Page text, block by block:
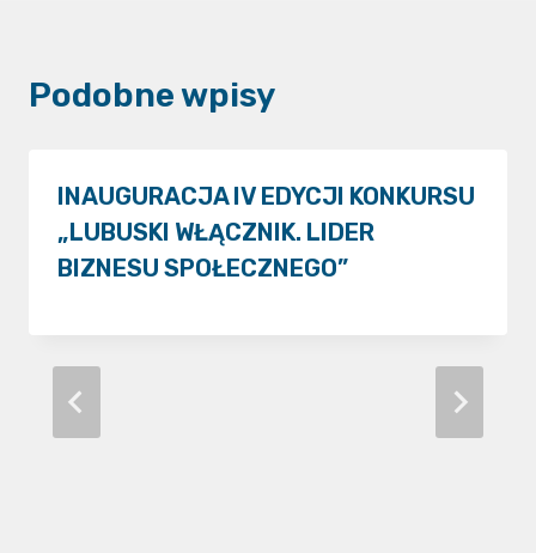
Podobne wpisy
INAUGURACJA IV EDYCJI KONKURSU
„LUBUSKI WŁĄCZNIK. LIDER
BIZNESU SPOŁECZNEGO”